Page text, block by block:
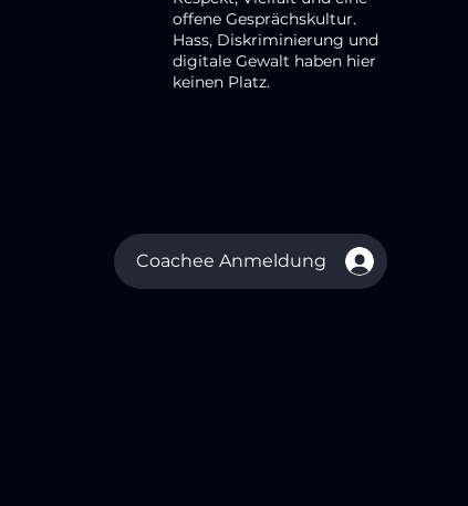
offene Gesprächskultur.
Hass, Diskriminierung und
digitale Gewalt haben hier
keinen Platz.
Coachee Anmeldung